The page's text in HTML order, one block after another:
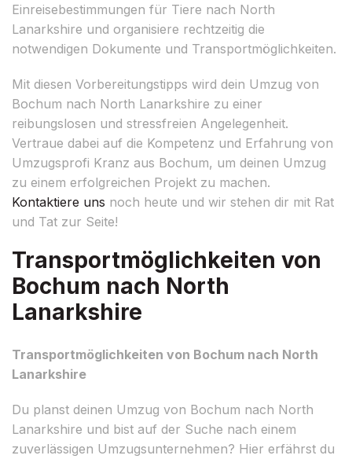
Einreisebestimmungen für Tiere nach North
Lanarkshire und organisiere rechtzeitig die
notwendigen Dokumente und Transportmöglichkeiten.
Mit diesen Vorbereitungstipps wird dein Umzug von
Bochum nach North Lanarkshire zu einer
reibungslosen und stressfreien Angelegenheit.
Vertraue dabei auf die Kompetenz und Erfahrung von
Umzugsprofi Kranz aus Bochum, um deinen Umzug
zu einem erfolgreichen Projekt zu machen.
Kontaktiere uns noch heute und wir stehen dir mit Rat
und Tat zur Seite!
Transportmöglichkeiten von
Bochum nach North
Lanarkshire
Transportmöglichkeiten von Bochum nach North
Lanarkshire
Du planst deinen Umzug von Bochum nach North
Lanarkshire und bist auf der Suche nach einem
zuverlässigen Umzugsunternehmen? Hier erfährst du